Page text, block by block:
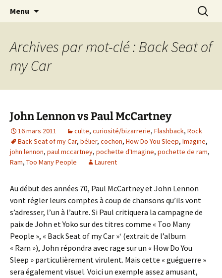
Laurent Rieppi
Journaliste musical · Historien du rock ·
Conférencier
Menu
Archives par mot-clé : Back Seat of
my Car
John Lennon vs Paul McCartney
16 mars 2011 culte, curiosité/bizarrerie, Flashback, Rock
Back Seat of my Car, bélier, cochon, How Do You Sleep, Imagine,
john lennon, paul mccartney, pochette d'Imagine, pochette de ram,
Ram, Too Many People Laurent
Au début des années 70, Paul McCartney et John Lennon
vont régler leurs comptes à coup de chansons qu’ils vont
s’adresser, l’un à l’autre. Si Paul critiquera la campagne de
paix de John et Yoko sur des titres comme « Too Many
People », « Back Seat of my Car »‘ (extrait de l’album
« Ram »), John répondra avec rage sur un « How Do You
Sleep » particulièrement virulent. Mais cette « guéguerre »
sera également visuel. Voici un exemple assez amusant,